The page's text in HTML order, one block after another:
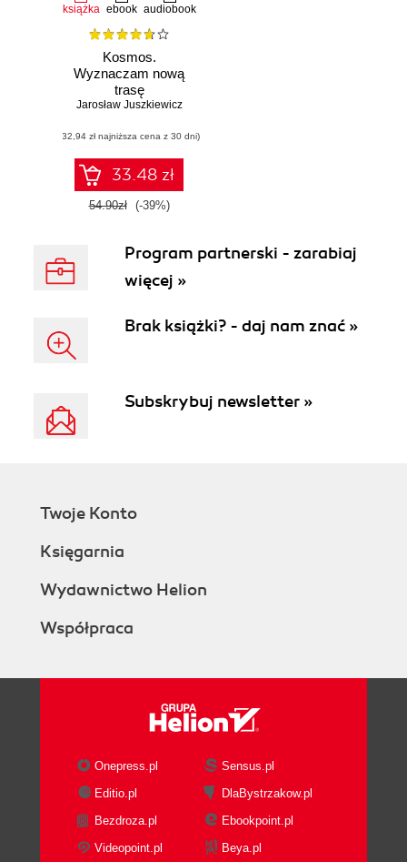
książka ebook audiobook
Kosmos.
Wyznaczam nową
trasę
Jarosław Juszkiewicz
(32,94 zł najniższa cena z 30 dni)
33.48 zł
54.90zł (-39%)
Program partnerski - zarabiaj
więcej »
Brak książki? - daj nam znać »
Subskrybuj newsletter »
Twoje Konto
Księgarnia
Wydawnictwo Helion
Współpraca
Onepress.pl
Sensus.pl
Editio.pl
DlaBystrzakow.pl
Bezdroza.pl
Ebookpoint.pl
Videopoint.pl
Beya.pl